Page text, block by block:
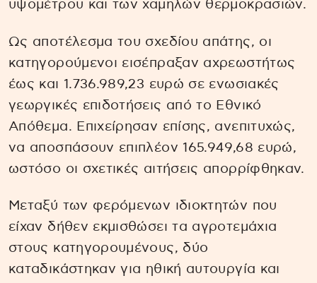
υψομέτρου και των χαμηλών θερμοκρασιών.
Ως αποτέλεσμα του σχεδίου απάτης, οι
κατηγορούμενοι εισέπραξαν αχρεωστήτως
έως και 1.736.989,23 ευρώ σε ενωσιακές
γεωργικές επιδοτήσεις από το Εθνικό
Απόθεμα. Επιχείρησαν επίσης, ανεπιτυχώς,
να αποσπάσουν επιπλέον 165.949,68 ευρώ,
ωστόσο οι σχετικές αιτήσεις απορρίφθηκαν.
Μεταξύ των φερόμενων ιδιοκτητών που
είχαν δήθεν εκμισθώσει τα αγροτεμάχια
στους κατηγορουμένους, δύο
καταδικάστηκαν για ηθική αυτουργία και